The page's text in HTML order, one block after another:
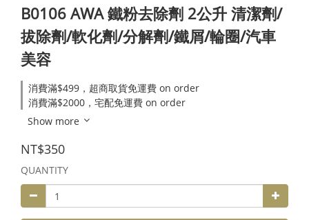
B0106 AWA 鐵粉去除劑 2公升 清潔劑/
拔除劑/軟化劑/分解劑/鐵屑/輪圈/汽車
美容
消費滿$499，超商取貨免運費 on order
消費滿$2000，宅配免運費 on order
Show more
NT$350
QUANTITY